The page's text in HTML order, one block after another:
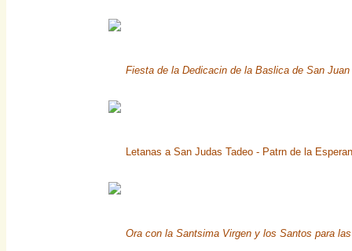
Fiesta de la Dedicacin de la Baslica de San Juan
Letanas a San Judas Tadeo - Patrn de la
Ora con la Santsima Virgen y los Santos para